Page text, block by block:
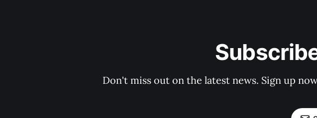
Don't miss out on the latest news. Sign up